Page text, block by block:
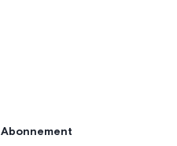
Abonnement